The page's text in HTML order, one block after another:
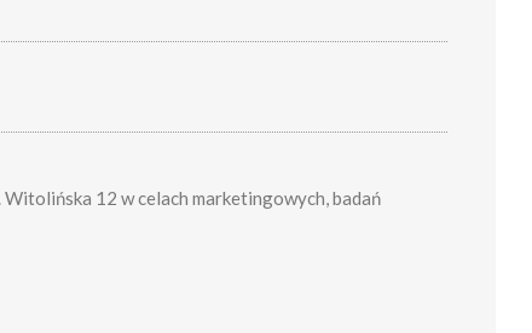
12 w celach marketingowych, badań